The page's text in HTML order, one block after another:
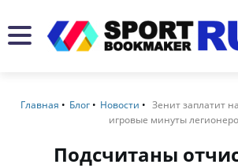
Главная Блог Новости
Зенит заплатит
игровые минуты
Подсчитаны